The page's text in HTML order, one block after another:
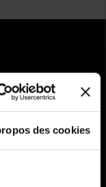
des cookies